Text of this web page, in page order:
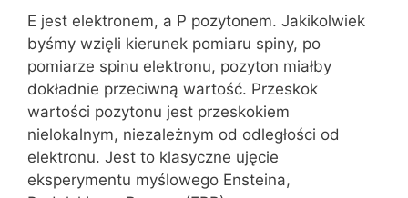
E jest elektronem, a P pozytonem. Jakikolwiek
byśmy wzięli kierunek pomiaru spiny, po
pomiarze spinu elektronu, pozyton miałby
dokładnie przeciwną wartość. Przeskok
wartości pozytonu jest przeskokiem
nielokalnym, niezależnym od odległości od
elektronu. Jest to klasyczne ujęcie
eksperymentu myślowego Ensteina,